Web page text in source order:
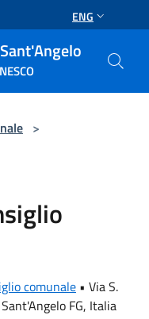
ENG
>
comunale • Via S.
FG, Italia